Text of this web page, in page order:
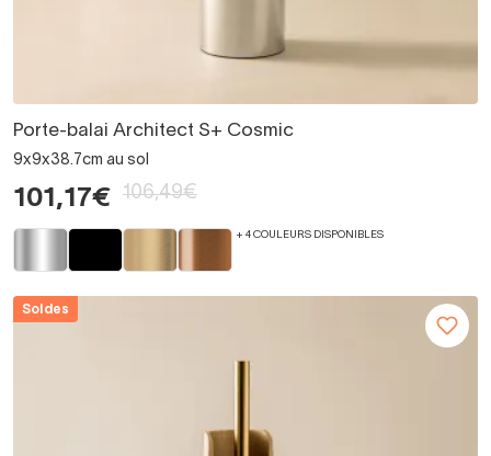
Porte-balai Architect S+ Cosmic
9x9x38.7cm au sol
101,17€ 106,49€
+ 4 COULEURS DISPONIBLES
Soldes